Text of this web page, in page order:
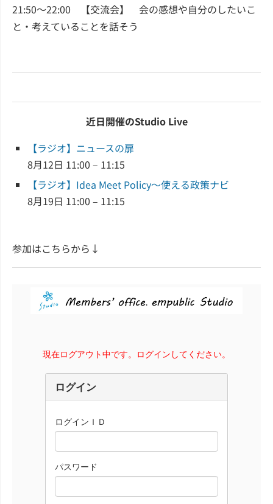
21:50～22:00 【交流会】 会の感想や自分のしたいこ
と・考えていることを話そう
近日開催のStudio Live
【ラジオ】ニュースの扉
8月12日 11:00 – 11:15
【ラジオ】Idea Meet Policy～使える政策ナビ
8月19日 11:00 – 11:15
参加はこちらから↓